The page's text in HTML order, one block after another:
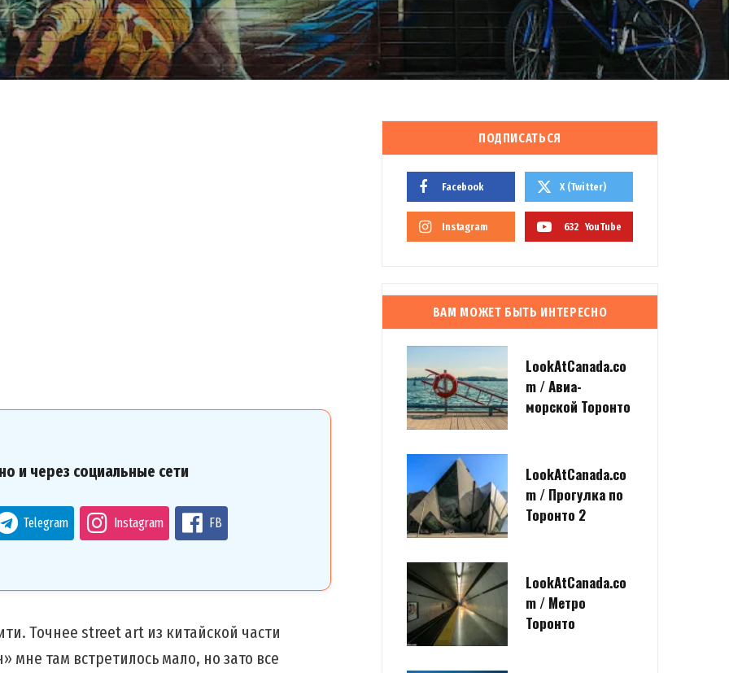
и через социальные сети
Telegram Instagram FB
Точнее street art из китайской части
мне там встретилось мало, но зато все
ПОДПИСАТЬСЯ
Facebook X (Twitter)
Instagram 632 YouTube
ВАМ МОЖЕТ БЫТЬ ИНТЕРЕСНО
LookAtCanada.co
m / Авиа-
морской Торонто
LookAtCanada.co
m / Прогулка по
Торонто 2
LookAtCanada.co
m / Метро
Торонто